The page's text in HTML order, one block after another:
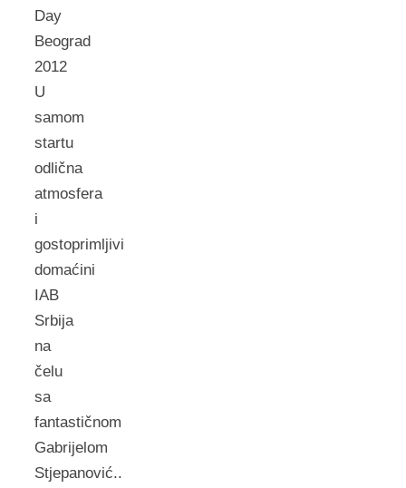
Day
Beograd
2012
U
samom
startu
odlična
atmosfera
i
gostoprimljivi
domaćini
IAB
Srbija
na
čelu
sa
fantastičnom
Gabrijelom
Stjepanović..